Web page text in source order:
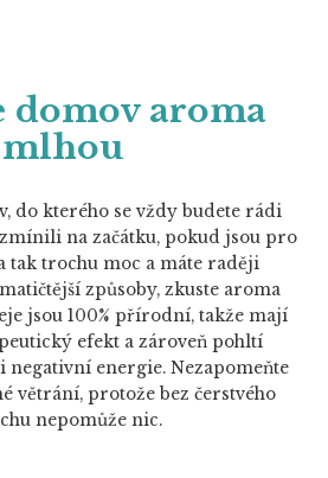
domov aroma
mlhou
do kterého se vždy budete rádi
na začátku, pokud jsou pro
tak trochu moc a máte raději
způsoby, zkuste aroma
jsou 100% přírodní, takže mají
efekt a zároveň pohltí
negativní energie. Nezapomeňte
větrání, protože bez čerstvého
nepomůže nic.